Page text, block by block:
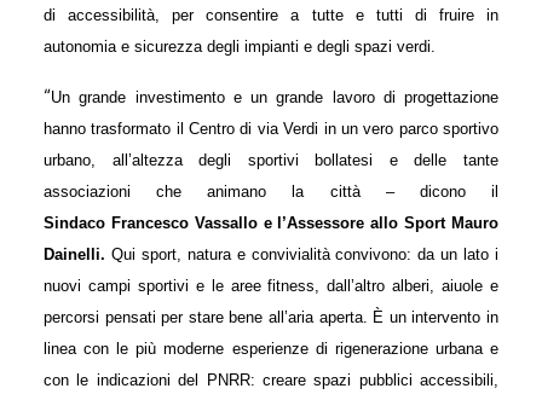
di accessibilità, per consentire a tutte e tutti di fruire in
autonomia e sicurezza degli impianti e degli spazi verdi.
“Un grande investimento e un grande lavoro di progettazione
hanno trasformato il Centro di via Verdi in un vero parco sportivo
urbano, all’altezza degli sportivi bollatesi e delle tante
associazioni che animano la città – dicono il
Sindaco Francesco Vassallo e l’Assessore allo Sport Mauro
Dainelli. Qui sport, natura e convivialità convivono: da un lato i
nuovi campi sportivi e le aree fitness, dall’altro alberi, aiuole e
percorsi pensati per stare bene all’aria aperta. È un intervento in
linea con le più moderne esperienze di rigenerazione urbana e
con le indicazioni del PNRR: creare spazi pubblici accessibili,